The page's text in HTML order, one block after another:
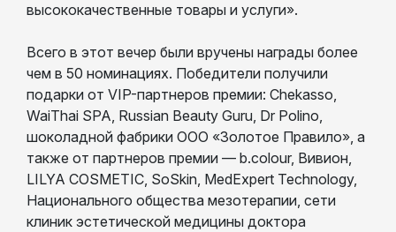
высококачественные товары и услуги».
Всего в этот вечер были вручены награды более
чем в 50 номинациях. Победители получили
подарки от VIP-партнеров премии: Chekasso,
WaiThai SPA, Russian Beauty Guru, Dr Polino,
шоколадной фабрики ООО «Золотое Правило», а
также от партнеров премии — b.colour, Вивион,
LILYA COSMETIC, SoSkin, MedExpert Technology,
Национального общества мезотерапии, сети
клиник эстетической медицины доктора